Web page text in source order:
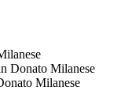
Donato Milanese
Milanese